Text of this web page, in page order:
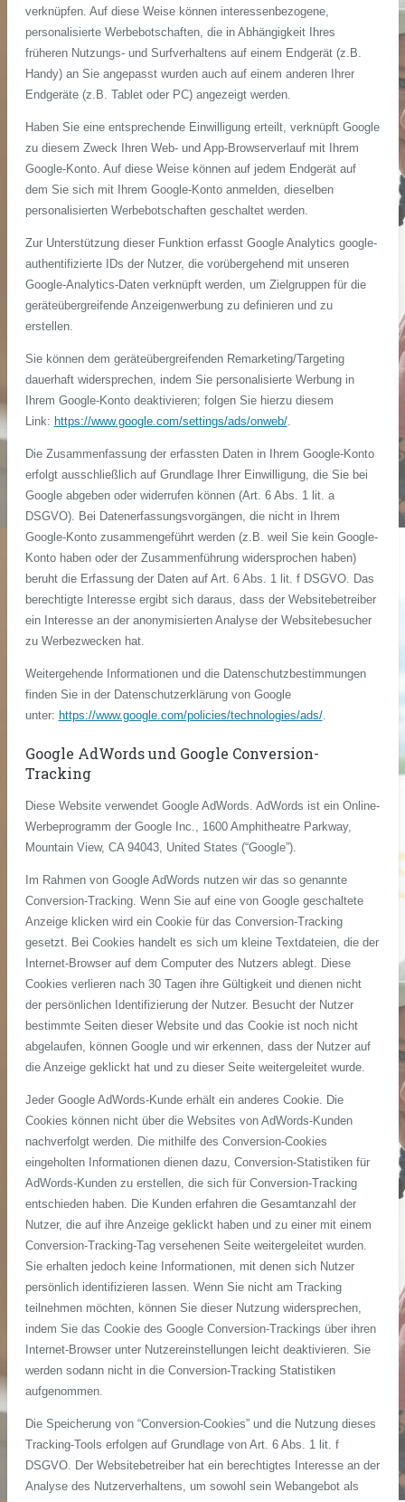
verknüpfen. Auf diese Weise können interessenbezogene,
personalisierte Werbebotschaften, die in Abhängigkeit Ihres
früheren Nutzungs- und Surfverhaltens auf einem Endgerät (z.B.
Handy) an Sie angepasst wurden auch auf einem anderen Ihrer
Endgeräte (z.B. Tablet oder PC) angezeigt werden.
Haben Sie eine entsprechende Einwilligung erteilt, verknüpft Google
zu diesem Zweck Ihren Web- und App-Browserverlauf mit Ihrem
Google-Konto. Auf diese Weise können auf jedem Endgerät auf
dem Sie sich mit Ihrem Google-Konto anmelden, dieselben
personalisierten Werbebotschaften geschaltet werden.
Zur Unterstützung dieser Funktion erfasst Google Analytics google-
authentifizierte IDs der Nutzer, die vorübergehend mit unseren
Google-Analytics-Daten verknüpft werden, um Zielgruppen für die
geräteübergreifende Anzeigenwerbung zu definieren und zu
erstellen.
Sie können dem geräteübergreifenden Remarketing/Targeting
dauerhaft widersprechen, indem Sie personalisierte Werbung in
Ihrem Google-Konto deaktivieren; folgen Sie hierzu diesem
Link: https://www.google.com/settings/ads/onweb/.
Die Zusammenfassung der erfassten Daten in Ihrem Google-Konto
erfolgt ausschließlich auf Grundlage Ihrer Einwilligung, die Sie bei
Google abgeben oder widerrufen können (Art. 6 Abs. 1 lit. a
DSGVO). Bei Datenerfassungsvorgängen, die nicht in Ihrem
Google-Konto zusammengeführt werden (z.B. weil Sie kein Google-
Konto haben oder der Zusammenführung widersprochen haben)
beruht die Erfassung der Daten auf Art. 6 Abs. 1 lit. f DSGVO. Das
berechtigte Interesse ergibt sich daraus, dass der Websitebetreiber
ein Interesse an der anonymisierten Analyse der Websitebesucher
zu Werbezwecken hat.
Weitergehende Informationen und die Datenschutzbestimmungen
finden Sie in der Datenschutzerklärung von Google
unter: https://www.google.com/policies/technologies/ads/.
Google AdWords und Google Conversion-
Tracking
Diese Website verwendet Google AdWords. AdWords ist ein Online-
Werbeprogramm der Google Inc., 1600 Amphitheatre Parkway,
Mountain View, CA 94043, United States (“Google”).
Im Rahmen von Google AdWords nutzen wir das so genannte
Conversion-Tracking. Wenn Sie auf eine von Google geschaltete
Anzeige klicken wird ein Cookie für das Conversion-Tracking
gesetzt. Bei Cookies handelt es sich um kleine Textdateien, die der
Internet-Browser auf dem Computer des Nutzers ablegt. Diese
Cookies verlieren nach 30 Tagen ihre Gültigkeit und dienen nicht
der persönlichen Identifizierung der Nutzer. Besucht der Nutzer
bestimmte Seiten dieser Website und das Cookie ist noch nicht
abgelaufen, können Google und wir erkennen, dass der Nutzer auf
die Anzeige geklickt hat und zu dieser Seite weitergeleitet wurde.
Jeder Google AdWords-Kunde erhält ein anderes Cookie. Die
Cookies können nicht über die Websites von AdWords-Kunden
nachverfolgt werden. Die mithilfe des Conversion-Cookies
eingeholten Informationen dienen dazu, Conversion-Statistiken für
AdWords-Kunden zu erstellen, die sich für Conversion-Tracking
entschieden haben. Die Kunden erfahren die Gesamtanzahl der
Nutzer, die auf ihre Anzeige geklickt haben und zu einer mit einem
Conversion-Tracking-Tag versehenen Seite weitergeleitet wurden.
Sie erhalten jedoch keine Informationen, mit denen sich Nutzer
persönlich identifizieren lassen. Wenn Sie nicht am Tracking
teilnehmen möchten, können Sie dieser Nutzung widersprechen,
indem Sie das Cookie des Google Conversion-Trackings über ihren
Internet-Browser unter Nutzereinstellungen leicht deaktivieren. Sie
werden sodann nicht in die Conversion-Tracking Statistiken
aufgenommen.
Die Speicherung von “Conversion-Cookies” und die Nutzung dieses
Tracking-Tools erfolgen auf Grundlage von Art. 6 Abs. 1 lit. f
DSGVO. Der Websitebetreiber hat ein berechtigtes Interesse an der
Analyse des Nutzerverhaltens, um sowohl sein Webangebot als